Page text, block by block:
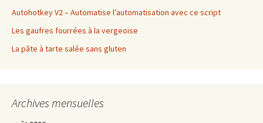
Autohotkey V2 – Automatise l’automatisation avec ce script
Les gaufres fourrées à la vergeoise
La pâte à tarte salée sans gluten
Archives mensuelles